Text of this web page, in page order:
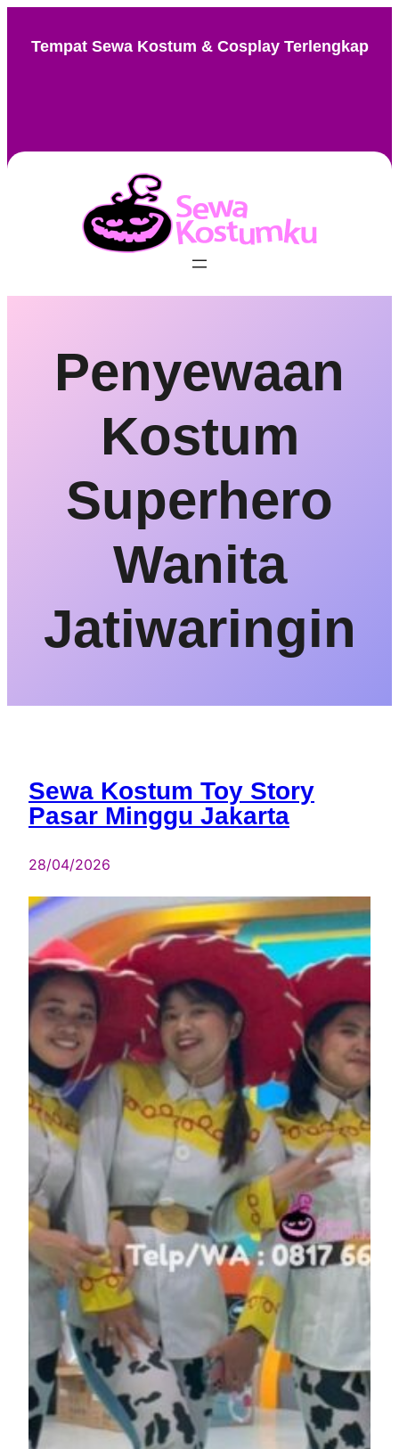
Tempat Sewa Kostum & Cosplay Terlengkap
Penyewaan
Kostum
Superhero
Wanita
Jatiwaringin
Sewa Kostum Toy Story
Pasar Minggu Jakarta
28/04/2026